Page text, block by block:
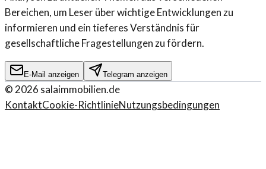
Bereichen, um Leser über wichtige Entwicklungen zu
informieren und ein tieferes Verständnis für
gesellschaftliche Fragestellungen zu fördern.
E-Mail anzeigen Telegram anzeigen
© 2026 salaimmobilien.de
KontaktCookie-RichtlinieNutzungsbedingungen